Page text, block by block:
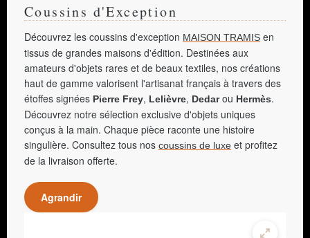
Coussins d'Exception
Découvrez les coussins d'exception MAISON TRAMIS en
tissus de grandes maisons d'édition. Destinées aux
amateurs d'objets rares et de beaux textiles, nos créations
haut de gamme valorisent l'artisanat français à travers des
étoffes signées Pierre Frey, Lelièvre, Dedarou Hermès.
Découvrez notre sélection exclusive d'objets uniques
conçus à la main. Chaque pièce raconte une histoire
singulière. Consultez tous nos coussins de luxe et profitez
de la livraison offerte.
Agrandir